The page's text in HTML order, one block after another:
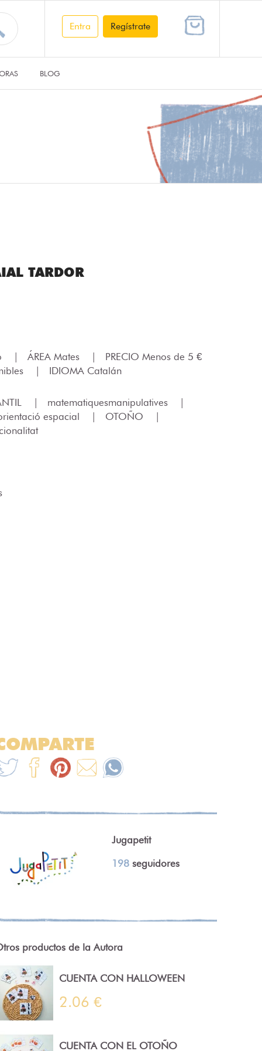
Entra Regístrate
BLOG
TARDOR
ÁREA Mates
PRECIO Menos de 5 €
IDIOMA Catalán
matematiquesmanipulatives
espacial OTOÑO
Jugapetit
198 seguidores
productos de la Autora
CUENTA CON HALLOWEEN
2.06 €
CUENTA CON EL OTOÑO